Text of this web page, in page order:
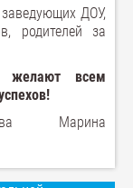
ДОУ,
родителей за
желают всем
Марина